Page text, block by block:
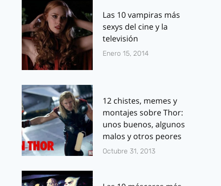
Las 10 vampiras más
sexys del cine y la
televisión
Enero 15, 2014
12 chistes, memes y
montajes sobre Thor:
unos buenos, algunos
malos y otros peores
Octubre 31, 2013